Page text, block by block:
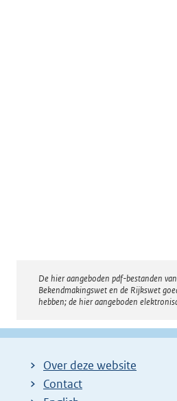
Disclaimer
De hier aangeboden pdf-bestanden
Bekendmakingswet en de Rijkswet
hebben; de hier aangeboden
Over deze website
Contact